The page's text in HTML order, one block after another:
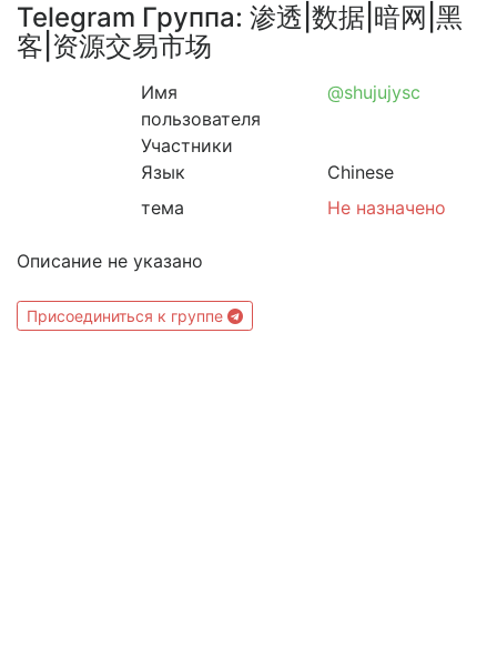
Telegram Группа: 渗透|数据|暗网|黑
客|资源交易市场
Имя
пользователя
@shujujysc
Участники
Язык
Chinese
тема
Не назначено
Описание не указано
Присоединиться к группе